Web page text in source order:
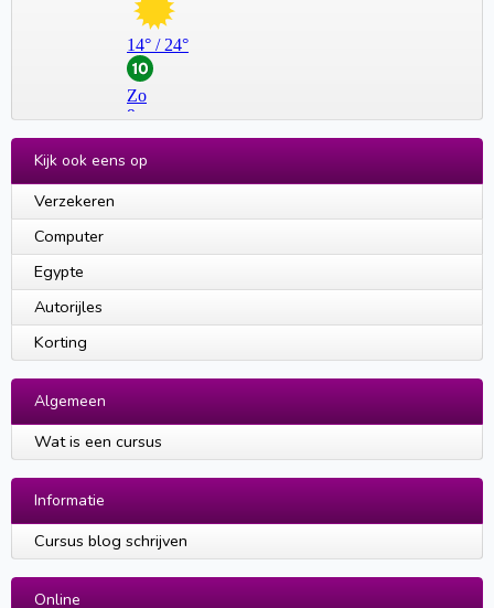
Kijk ook eens op
Verzekeren
Computer
Egypte
Autorijles
Korting
Algemeen
Wat is een cursus
Informatie
Cursus blog schrijven
Online